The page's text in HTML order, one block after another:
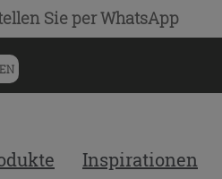
Sieper WhatsApp
Inspirationen